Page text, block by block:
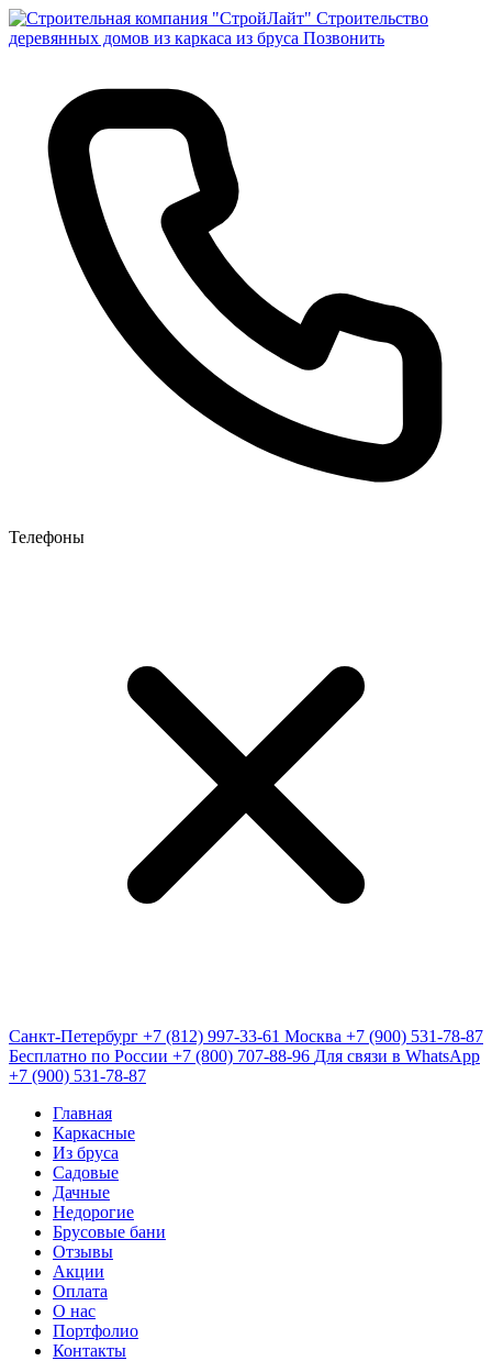
Строительство
деревянных домов из каркаса из бруса Позвонить
Телефоны
Санкт-Петербург +7 (812) 997-33-61 Москва +7 (900) 531-78-87
Бесплатно по России +7 (800) 707-88-96 Для связи в WhatsApp
+7 (900) 531-78-87
Главная
Каркасные
Из бруса
Садовые
Дачные
Недорогие
Брусовые бани
Отзывы
Акции
Оплата
О нас
Портфолио
Контакты